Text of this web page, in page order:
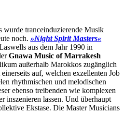
wurde tranceinduzierende Musik
noch. »Night Spirit Masters«
aus dem Jahr 1990 in
Gnawa Music of Marrakesh
außerhalb Marokkos zugänglich
auf, welchen exzellenten Job
rhythmischen und melodischen
ebenso treibenden wie komplexen
inszenieren lassen. Und überhaupt
Ekstase. Die Master Musicians